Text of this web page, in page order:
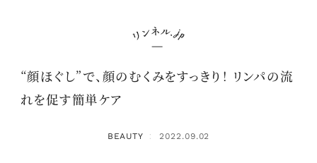
“顔ほぐし”で、顔のむくみをすっきり！ リンパの流
れを促す簡単ケア
BEAUTY ： 2022.09.02